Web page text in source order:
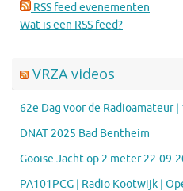
RSS feed evenementen
Wat is een RSS feed?
VRZA videos
62e Dag voor de Radioamateur
DNAT 2025 Bad Bentheim
Gooise Jacht op 2 meter 22-09-
PA101PCG | Radio Kootwijk |